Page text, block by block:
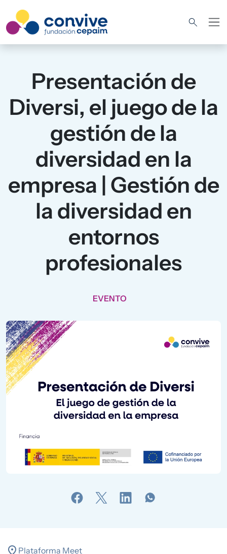
Presentación de
Diversi, el juego de la
gestión de la
diversidad en la
empresa | Gestión de
la diversidad en
entornos
profesionales
EVENTO
location_on Plataforma Meet